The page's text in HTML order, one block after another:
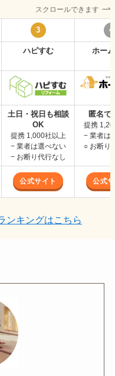
スクロールできます
3 4
ハピすむ ホー
土日・祝日も相談
OK
提携 1,000社以上
− 業者は選べない
− お断り代行なし
匿名で
提携
− 業者は
○ お断り
公式サイト 公式
ンキングはこちら